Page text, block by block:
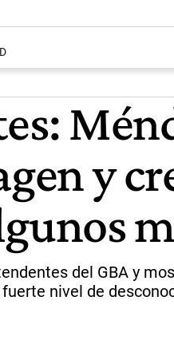
y
del GBA y
nivel de